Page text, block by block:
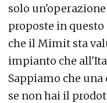
solo
proposte in
che il Mimit sta
impianto che
Sappiamo che
se non hai il